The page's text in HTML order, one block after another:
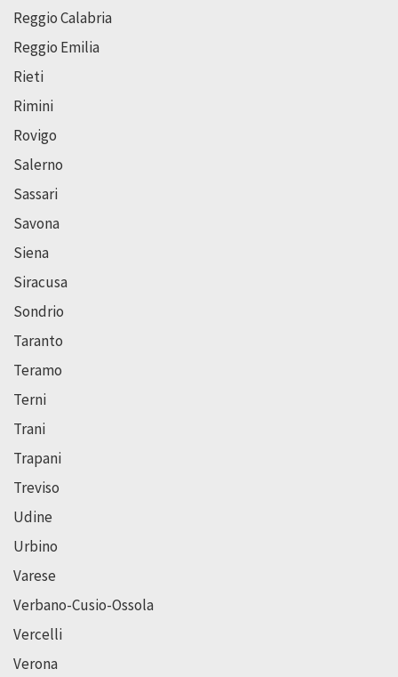
Reggio Calabria
Reggio Emilia
Rieti
Rimini
Rovigo
Salerno
Sassari
Savona
Siena
Siracusa
Sondrio
Taranto
Teramo
Terni
Trani
Trapani
Treviso
Udine
Urbino
Varese
Verbano-Cusio-Ossola
Vercelli
Verona